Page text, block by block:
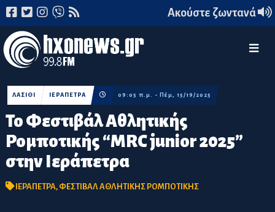
Ακούστε ζωντανά
Το Φεστιβάλ Αθλητικής
Ρομποτικής “MRC junior 2025”
στην Ιεράπετρα
ΛΑΣΙΘΙ ΙΕΡΑΠΕΤΡΑ 09:05 π.μ. - Πέμ, 15/19/2025
ΙΕΡΑΠΕΤΡΑ, ΦΕΣΤΙΒΑΛ ΑΘΛΗΤΙΚΗΣ ΡΟΜΠΟΤΙΚΗΣ